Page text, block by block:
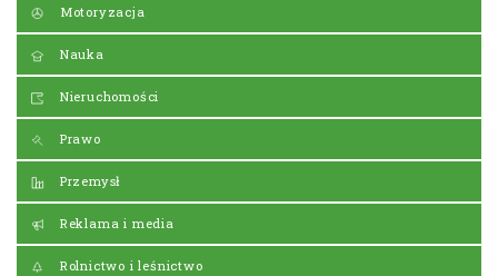
Motoryzacja
Nauka
Nieruchomości
Prawo
Przemysł
Reklama i media
Rolnictwo i leśnictwo